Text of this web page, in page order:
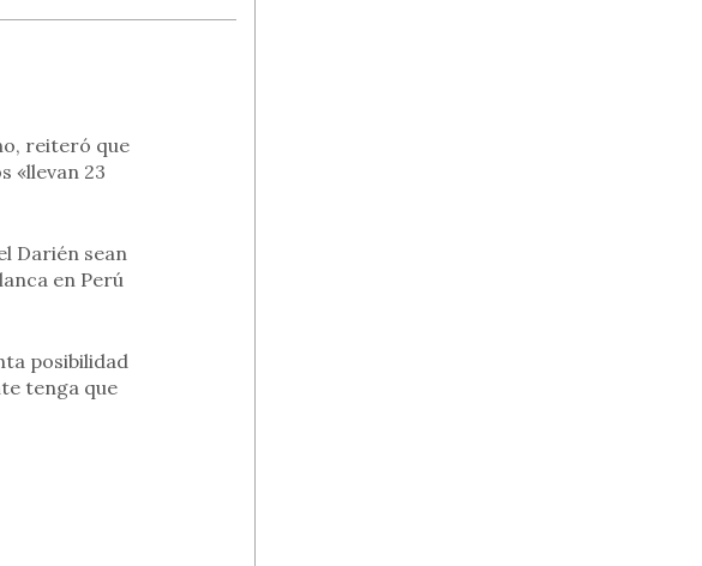
reiteró que
«llevan 23
Darién sean
en Perú
posibilidad
tenga que